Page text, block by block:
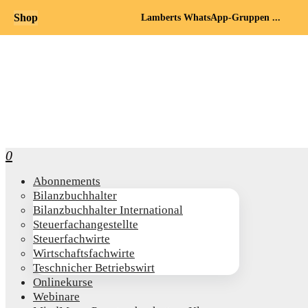
0
Abon­ne­ments
Bilanz­buch­hal­ter
Bilanz­buch­hal­ter International
Steu­er­fach­an­ge­stell­te
Steu­er­fach­wir­te
Wirt­schafts­fach­wir­te
Teschni­cher Betriebswirt
Online­kur­se
Web­i­na­re
Shop Lamberts WhatsApp-Gruppen ...